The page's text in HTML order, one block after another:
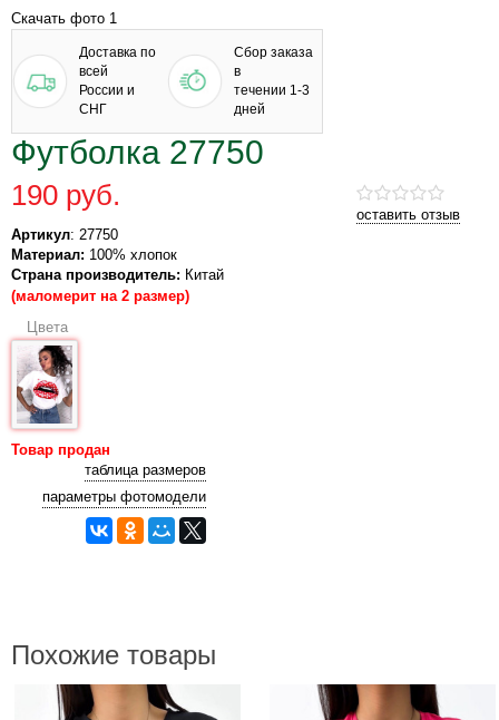
Скачать фото 1
Доставка по
всей
России и
СНГ
Сбор заказа
в
течении 1-3
дней
Футболка 27750
оставить отзыв
190 руб.
Артикул: 27750
Материал: 100% хлопок
Страна производитель: Китай
(маломерит на 2 размер)
Цвета
Товар продан
таблица размеров
параметры фотомодели
Похожие товары